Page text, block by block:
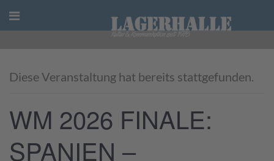
Skip
to
Diese Veranstaltung hat bereits stattgefunden.
WM 2026 FINALE:
SPANIEN –